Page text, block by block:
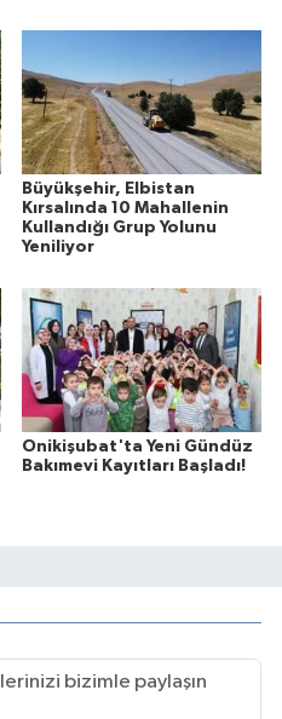
Büyükşehir, Elbistan
Kırsalında 10 Mahallenin
Kullandığı Grup Yolunu
Yeniliyor
Onikişubat'ta Yeni Gündüz
Bakımevi Kayıtları Başladı!